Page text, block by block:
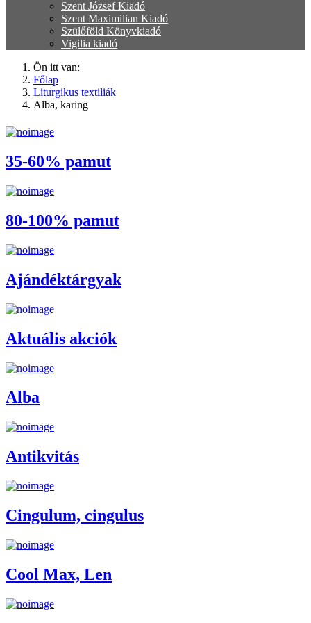
Szent József Kiadó
Szent Maximilian Kiadó
Szülőföld Könyvkiadó
Vigilia kiadó
Ön itt van:
Főlap
Liturgikus textiliák
Alba, karing
35-60% pamut
80-100% pamut
Ajándéktárgyak
Aktuális akciók
Alba
Antikvitás
Cingulum, cingulus
Cool Max, Len